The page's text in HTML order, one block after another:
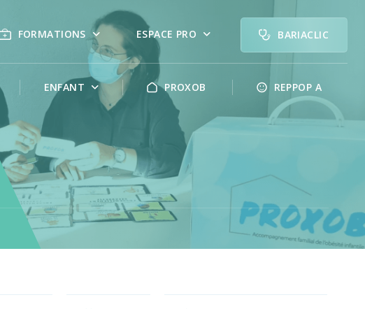
FORMATIONS ESPACE PRO BARIACLIC
ENFANT PROXOB REPPOP A